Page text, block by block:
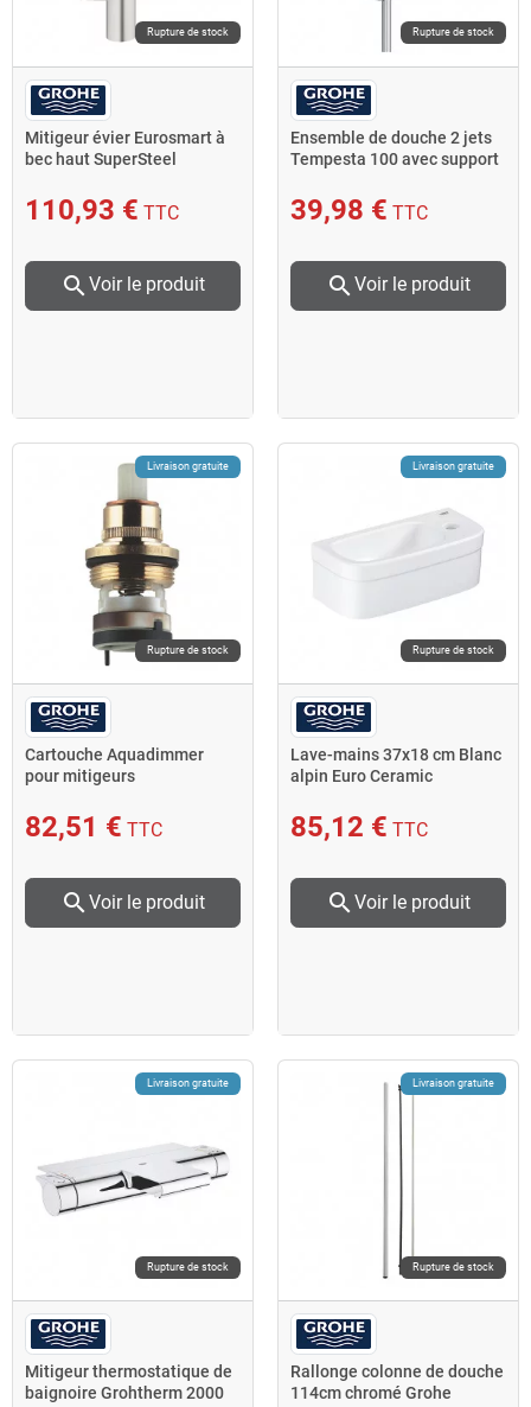
Rupture de stock
Mitigeur évier Eurosmart à
bec haut SuperSteel
110,93 € TTC
search Voir le produit
Rupture de stock
Ensemble de douche 2 jets
Tempesta 100 avec support
39,98 € TTC
search Voir le produit
Livraison gratuite
Rupture de stock
Cartouche Aquadimmer
pour mitigeurs
Grohe
82,51 € TTC
search Voir le produit
Livraison gratuite
Rupture de stock
Lave-mains 37x18 cm Blanc
alpin Euro Ceramic
85,12 € TTC
search Voir le produit
Livraison gratuite
Rupture de stock
Mitigeur thermostatique de
baignoire Grohtherm 2000
Livraison gratuite
Rupture de stock
Rallonge colonne de douche
114cm chromé Grohe